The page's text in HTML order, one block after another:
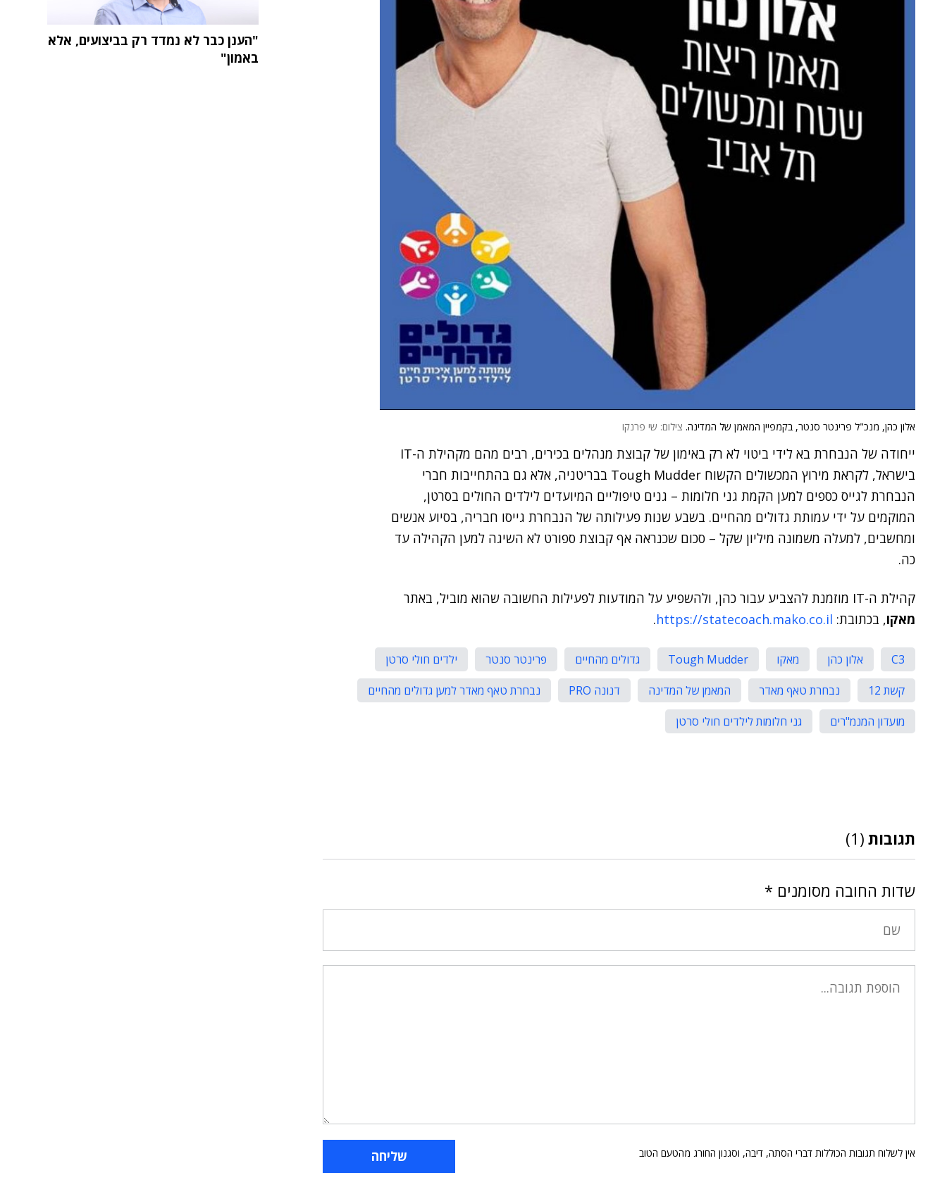
אלון כהן, מנכ"ל פרינטר סנטר, בקמפיין המאמן של המדינה. צילום: שי פרנקו
ייחודה של הנבחרת בא לידי ביטוי לא רק באימון של קבוצת מנהלים בכירים, רבים מהם מקהילת ה-IT
בישראל, לקראת מירוץ המכשולים הקשוח Tough Mudder בבריטניה, אלא גם בהתחייבות חברי
הנבחרת לגייס כספים למען הקמת גני חלומות – גנים טיפוליים המיועדים לילדים החולים בסרטן,
המוקמים על ידי עמותת גדולים מהחיים. בשבע שנות פעילותה של הנבחרת גייסו חבריה, בסיוע אנשים
ומחשבים, למעלה משמונה מיליון שקל – סכום שכנראה אף קבוצת ספורט לא השיגה למען הקהילה עד
כה.
קהילת ה-IT מוזמנת להצביע עבור כהן, ולהשפיע על המודעות לפעילות החשובה שהוא מוביל, באתר
מאקו, בכתובת: https://statecoach.mako.co.il
.
C3 אלון כהן מאקו Tough Mudder גדולים מהחיים פרינטר סנטר
ילדים חולי סרטן
קשת 12
נבחרת טאף מאדר המאמן של המדינה דנונה PRO
נבחרת טאף מאדר למען גדולים מהחיים
מועדון המנמ"רים
גני חלומות לילדים חולי סרטן
תגובות (1)
שדות החובה מסומנים *
אין לשלוח תגובות הכוללות דברי הסתה, דיבה, וסגנון החורג מהטעם הטוב
"הענן כבר לא נמדד רק בביצועים, אלא
באמון"